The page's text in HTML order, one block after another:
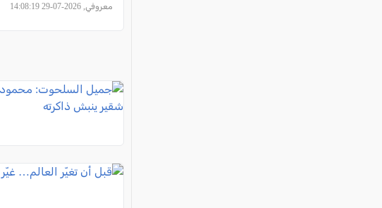
معروفي, 2026-07-29 14:08:19